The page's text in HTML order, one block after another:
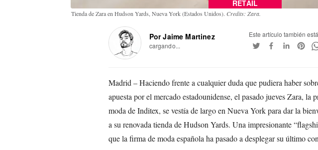
RETAIL
Tienda de Zara en Hudson Yards, Nueva York (Estados Unidos). Credits: Zara.
Por Jaime Martinez
cargando...
Este artículo también
Madrid – Haciendo frente a cualquier duda que pudiera haber
apuesta por el mercado estadounidense, el pasado jueves Zara, la
moda de Inditex, se vestía de largo en Nueva York para dar la
a su renovada tienda de Hudson Yards. Una impresionante
que la firma de moda española ha pasado a desplegar su último